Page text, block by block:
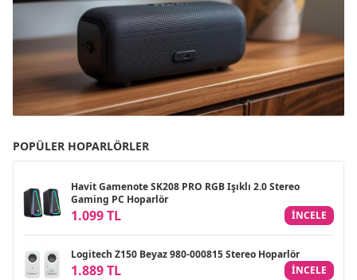
POPÜLER HOPARLÖRLER
Havit Gamenote SK208 PRO RGB Işıklı 2.0 Stereo
Gaming PC Hoparlör
1.099 TL INCELE
Logitech Z150 Beyaz 980-000815 Stereo Hoparlör
1.889 TL INCELE